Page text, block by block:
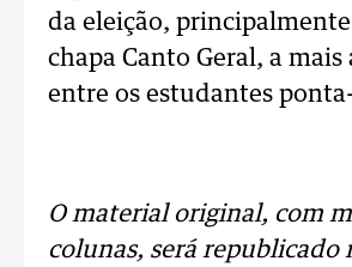
da eleição,
chapa Canto Geral, a mais
entre os estudantes
O material original, com
colunas, será republicado